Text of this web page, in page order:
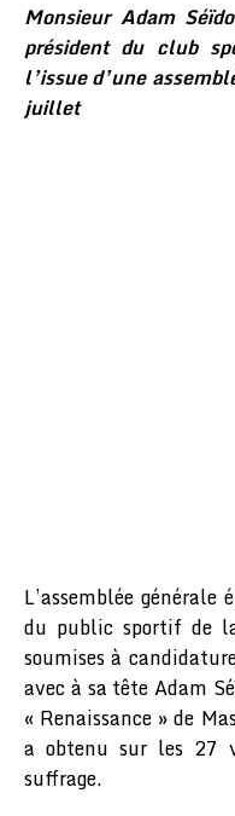
Monsieur Adam
président du club
l’issue d’une
juillet
L’assemblée générale
du public sportif de
soumises à
avec à sa tête Adam
« Renaissance » de
a obtenu sur les 27
suffrage.